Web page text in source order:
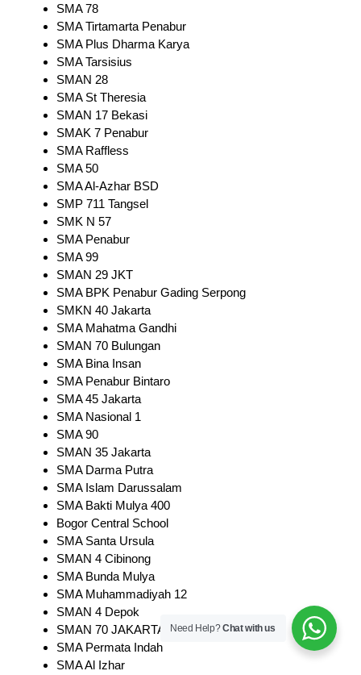
SMA 78
SMA Tirtamarta Penabur
SMA Plus Dharma Karya
SMA Tarsisius
SMAN 28
SMA St Theresia
SMAN 17 Bekasi
SMAK 7 Penabur
SMA Raffless
SMA 50
SMA Al-Azhar BSD
SMP 711 Tangsel
SMK N 57
SMA Penabur
SMA 99
SMAN 29 JKT
SMA BPK Penabur Gading Serpong
SMKN 40 Jakarta
SMA Mahatma Gandhi
SMAN 70 Bulungan
SMA Bina Insan
SMA Penabur Bintaro
SMA 45 Jakarta
SMA Nasional 1
SMA 90
SMAN 35 Jakarta
SMA Darma Putra
SMA Islam Darussalam
SMA Bakti Mulya 400
Bogor Central School
SMA Santa Ursula
SMAN 4 Cibinong
SMA Bunda Mulya
SMA Muhammadiyah 12
SMAN 4 Depok
SMAN 70 JAKARTA
SMA Permata Indah
SMA Al Izhar
Need Help?Chat with us